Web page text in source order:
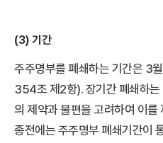
(3) 기간
주주명부를 폐쇄하는 기간은 3
354조 제2항). 장기간 폐쇄하는
의 제약과 불편을 고려하여 이를
종전에는 주주명부 폐쇄기간이